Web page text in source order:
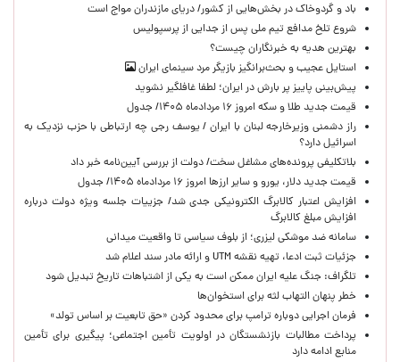
باد و گردوخاک در بخش‌هایی از کشور/ دریای مازندران مواج است
شروع تلخ مدافع تیم ملی پس از جدایی از پرسپولیس
بهترین هدیه به خبرنگاران چیست؟
استایل عجیب و بحث‌برانگیز بازیگر مرد سینمای ایران
پیش‌بینی پاییز پر بارش در ایران؛ لطفا غافلگیر نشوید
قیمت جدید طلا و سکه امروز ۱۶ مردادماه ۱۴۰۵/ جدول
راز دشمنی وزیرخارجه لبنان با ایران / یوسف رجی چه ارتباطی با حزب نزدیک به
اسرائیل دارد؟
بلاتکلیفی پرونده‌های مشاغل سخت/ دولت از بررسی آیین‌نامه خبر داد
قیمت جدید دلار، یورو و سایر ارزها امروز ۱۶ مردادماه ۱۴۰۵/ جدول
افزایش اعتبار کالابرگ الکترونیکی جدی شد/ جزییات جلسه ویژه دولت درباره
افزایش مبلغ کالابرگ
سامانه ضد موشکی لیزری؛ از بلوف سیاسی تا واقعیت میدانی
جزئیات ثبت ادعا، تهیه نقشه UTM و ارائه مادر سند اعلام شد
تلگراف: جنگ علیه ایران ممکن است به یکی از اشتباهات تاریخ تبدیل شود
خطر پنهان التهاب لثه برای استخوان‌ها
فرمان اجرایی دوباره ترامپ برای محدود کردن «حق تابعیت بر اساس تولد»
پرداخت مطالبات بازنشستگان در اولویت تأمین اجتماعی؛ پیگیری برای تأمین
منابع ادامه دارد